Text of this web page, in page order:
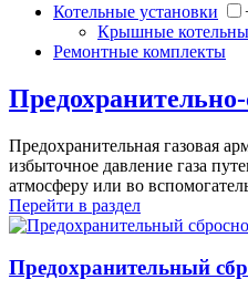
Котельные установки
Крышные
Ремонтные комплекты
Предохранительная газовая
избыточное давление газа
атмосферу или во
Перейти в раздел
Предохранительный